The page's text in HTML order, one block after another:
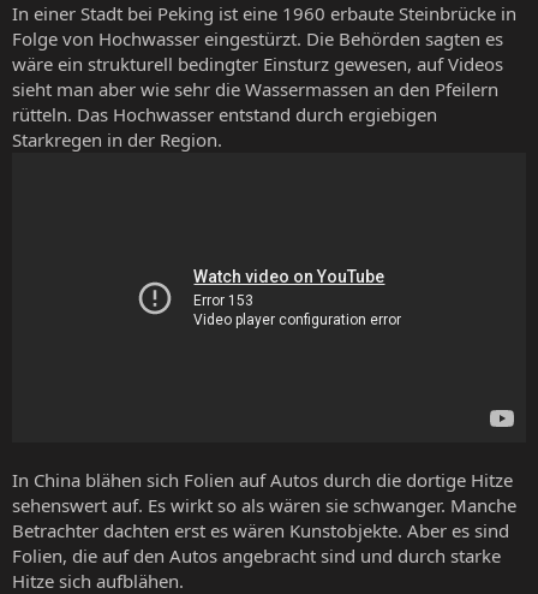
In einer Stadt bei Peking ist eine 1960 erbaute Steinbrücke in
Folge von Hochwasser eingestürzt. Die Behörden sagten es
wäre ein strukturell bedingter Einsturz gewesen, auf Videos
sieht man aber wie sehr die Wassermassen an den Pfeilern
rütteln. Das Hochwasser entstand durch ergiebigen
Starkregen in der Region.
In China blähen sich Folien auf Autos durch die dortige Hitze
sehenswert auf. Es wirkt so als wären sie schwanger. Manche
Betrachter dachten erst es wären Kunstobjekte. Aber es sind
Folien, die auf den Autos angebracht sind und durch starke
Hitze sich aufblähen.